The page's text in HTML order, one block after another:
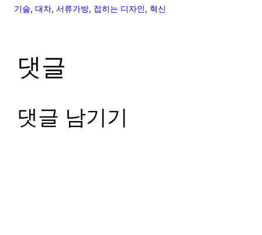
기술, 대차, 서류가방, 접히는 디자인, 혁신
댓글
댓글 남기기